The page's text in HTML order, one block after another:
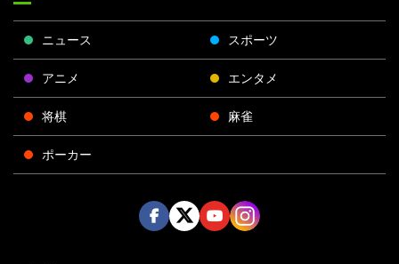
ニュース スポーツ
アニメ エンタメ
将棋 麻雀
ポーカー